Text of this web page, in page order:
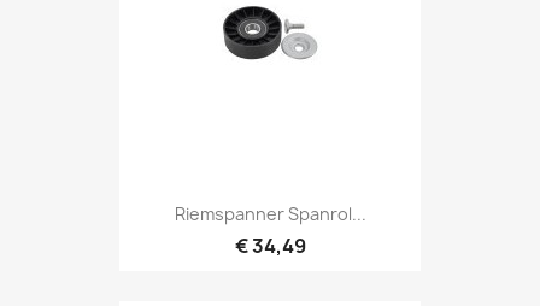
Riemspanner Spanrol...
€ 34,49